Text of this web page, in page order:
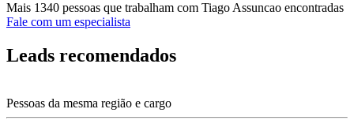
Mais 1340 pessoas que trabalham com Tiago Assuncao encontradas
Fale com um especialista
Leads recomendados
Pessoas da mesma região e cargo